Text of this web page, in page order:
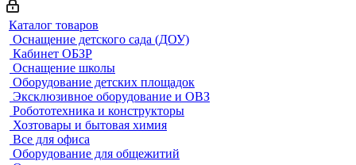
Каталог товаров
Оснащение детского сада (ДОУ)
Кабинет ОБЗР
Оснащение школы
Оборудование детских площадок
Эксклюзивное оборудование и ОВЗ
Робототехника и конструкторы
Хозтовары и бытовая химия
Все для офиса
Оборудование для общежитий